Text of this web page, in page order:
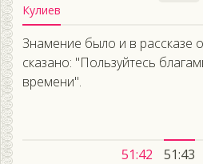
Кулиев
Знамение было и в рассказе
сказано: "Пользуйтесь
времени".
51:42 51:43